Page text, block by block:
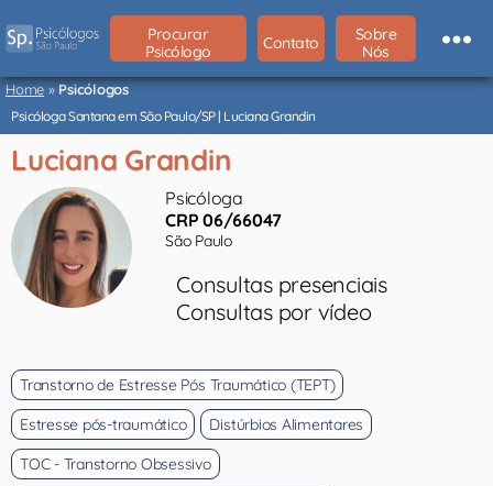
São
Paulo
Procurar
Psicólogo
Contato
Sobre
Nós
Home»Psicólogos
Psicóloga Santana em São Paulo/SP | Luciana Grandin
Luciana Grandin
Psicóloga
CRP 06/66047
São Paulo
Consultas presenciais
Consultas por vídeo
Transtorno de Estresse Pós Traumático (TEPT)
Estresse pós-traumático
Distúrbios Alimentares
TOC - Transtorno Obsessivo